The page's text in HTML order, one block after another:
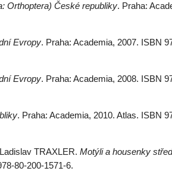
Orthoptera) České republiky. Praha:
Evropy. Praha: Academia, 2007. ISBN
Evropy. Praha: Academia, 2008. ISBN
. Praha: Academia, 2010. Atlas. ISBN
TRAXLER. Motýli a housenky
80-200-1571-6.